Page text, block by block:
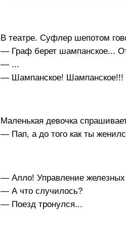
В театре. Суфлер шепотом
— Граф берет шампанское...
— ...
— Шампанское! Шампанское!!!
Маленькая девочка
— Пап, а до того как ты
— Алло! Управление железных
— А что случилось?
— Поезд тронулся...